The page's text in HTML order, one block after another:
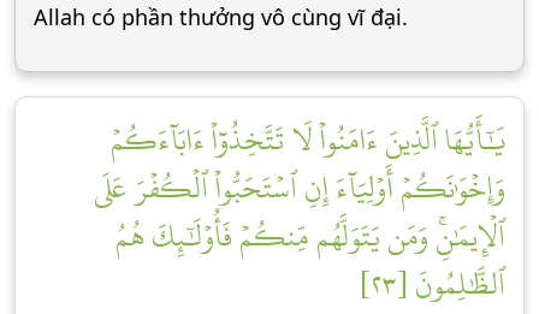
Allah có phần thưởng vô cùng vĩ đại.
يَٰٓأَيُّهَا ٱلَّذِينَ ءَامَنُواْ لَا تَتَّخِذُوٓاْ ءَابَآءَكُمۡ
وَإِخۡوَٰنَكُمۡ أَوۡلِيَآءَ إِنِ ٱسۡتَحَبُّواْ ٱلۡكُفۡرَ عَلَى
ٱلۡإِيمَٰنِۚ وَمَن يَتَوَلَّهُم مِّنكُمۡ فَأُوْلَٰٓئِكَ هُمُ
ٱلظَّٰلِمُونَ [٢٣]